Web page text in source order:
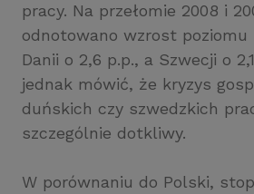
pracy. Na przełomie 2008 i
odnotowano wzrost poziomu
Danii o 2,6 p.p., a Szwecji o
jednak mówić, że kryzys
duńskich czy szwedzkich
szczególnie dotkliwy.
W porównaniu do Polski,